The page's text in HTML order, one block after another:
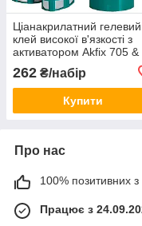
Ціанакрилатний гелевий
клей високої в'язкості з
активатором Akfix 705 &
262 ₴/набір
Купити
Про нас
100% позитивних з
Працює з